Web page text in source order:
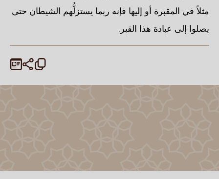
مثلاً في المقبرة أو إليها فإنه ربما يستزلُّهم الشيطان حتى
يصلوا إلى عبادة هذا القبر.